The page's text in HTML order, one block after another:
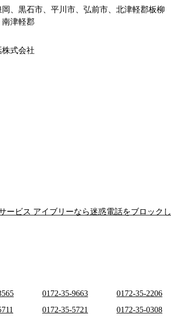
、黒石市、平川市、弘前市、北津軽郡板柳
津軽郡
式会社
ービス アイブリーなら迷惑電話をブロックし
0172-35-9663
0172-35-2206
0172-35-5721
0172-35-0308